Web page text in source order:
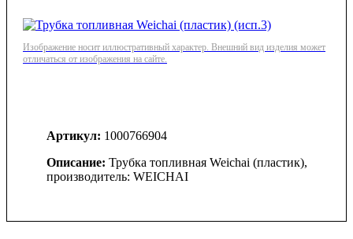
Изображение носит иллюстративный характер. Внешний вид изделия может
отличаться от изображения на сайте.
Артикул: 1000766904
Описание: Трубка топливная Weichai (пластик),
производитель: WEICHAI